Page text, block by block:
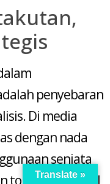
penyebaran
Di media
dengan nada
senjata
tombol. Padahal,
Translate »